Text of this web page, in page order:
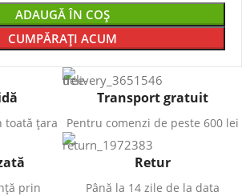
ADAUGĂ ÎN COȘ
CUMPĂRAȚI ACUM
toată țara
Transport gratuit
Pentru comenzi de peste 600 lei
prin
Retur
Până la 14 zile de la data